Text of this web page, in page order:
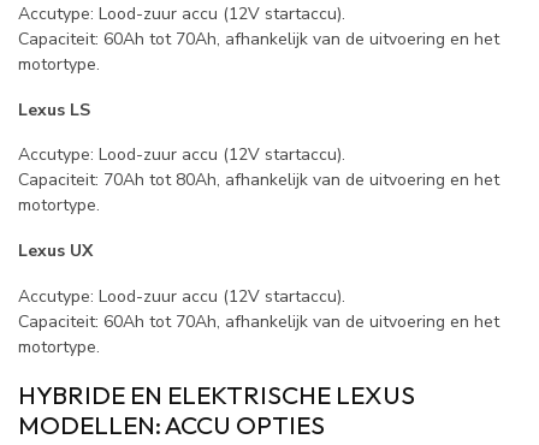
Accutype: Lood-zuur accu (12V startaccu).
Capaciteit: 60Ah tot 70Ah, afhankelijk van de uitvoering en het
motortype.
Lexus LS
Accutype: Lood-zuur accu (12V startaccu).
Capaciteit: 70Ah tot 80Ah, afhankelijk van de uitvoering en het
motortype.
Lexus UX
Accutype: Lood-zuur accu (12V startaccu).
Capaciteit: 60Ah tot 70Ah, afhankelijk van de uitvoering en het
motortype.
HYBRIDE EN ELEKTRISCHE LEXUS
MODELLEN: ACCU OPTIES